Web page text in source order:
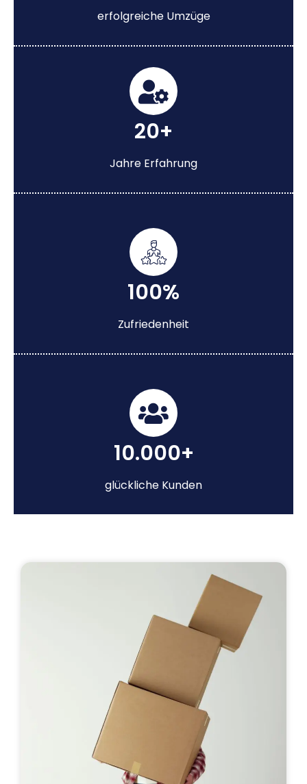
erfolgreiche Umzüge
20+
Jahre Erfahrung
100%
Zufriedenheit
10.000+
glückliche Kunden